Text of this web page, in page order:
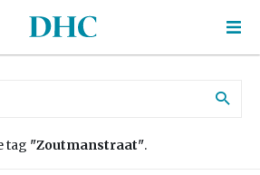
tag "Zoutmanstraat".